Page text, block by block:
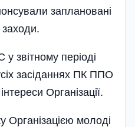
заплановані
періоді
засіданнях ПК ППО
Організації.
Організацією молоді